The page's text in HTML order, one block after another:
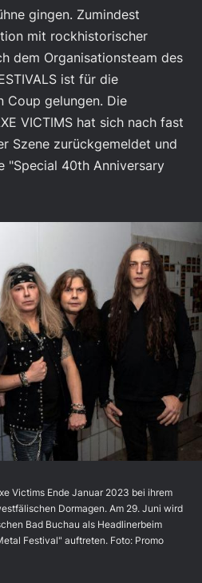
gingen. Zumindest
mit rockhistorischer
dem Organisationsteam des
ist für die
Coup gelungen. Die
VICTIMS hat sich nach fast
Szene zurückgemeldet und
"Special 40th Anniversary
Victims Ende Januar 2023 bei ihrem
Dormagen. Am 29. Juni wird
Bad Buchau als Headlinerbeim
Festival" auftreten. Foto: Promo